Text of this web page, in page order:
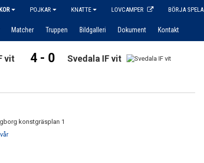
POJKAR KNATTE LOVCAMPER BÖRJA SPELA
Matcher Truppen Bildgalleri Dokument Kontakt
vit 4 - 0 Svedala IF vit
konstgräsplan 1